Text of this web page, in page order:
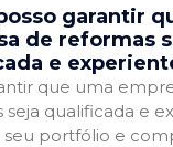
garantir
de reformas
e
que uma
seja qualificada e
portfólio e